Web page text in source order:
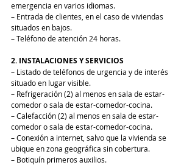
emergencia en varios idiomas.
– Entrada de clientes, en el caso de viviendas
situados en bajos.
– Teléfono de atención 24 horas.
2. INSTALACIONES Y SERVICIOS
– Listado de teléfonos de urgencia y de interés
situado en lugar visible.
– Refrigeración (2) al menos en sala de estar-
comedor o sala de estar-comedor-cocina.
– Calefacción (2) al menos en sala de estar-
comedor o sala de estar-comedor-cocina.
– Conexión a internet, salvo que la vivienda se
ubique en zona geográfica sin cobertura.
– Botiquín primeros auxilios.